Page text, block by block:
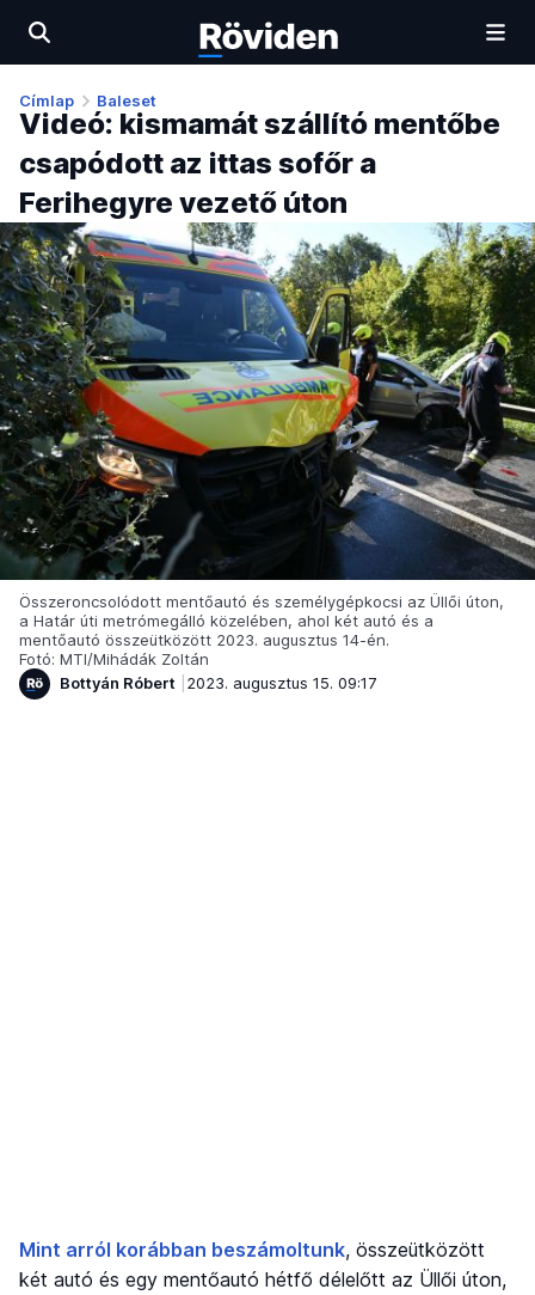
Címlap Baleset
Videó: kismamát szállító mentőbe
csapódott az ittas sofőr a
Ferihegyre vezető úton
Összeroncsolódott mentőautó és személygépkocsi az Üllői úton,
a Határ úti metrómegálló közelében, ahol két autó és a
mentőautó összeütközött 2023. augusztus 14-én.
Fotó: MTI/Mihádák Zoltán
Bottyán Róbert
2023. augusztus 15. 09:17
Mint arról korábban beszámoltunk, összeütközött
két autó és egy mentőautó hétfő délelőtt az Üllői úton,